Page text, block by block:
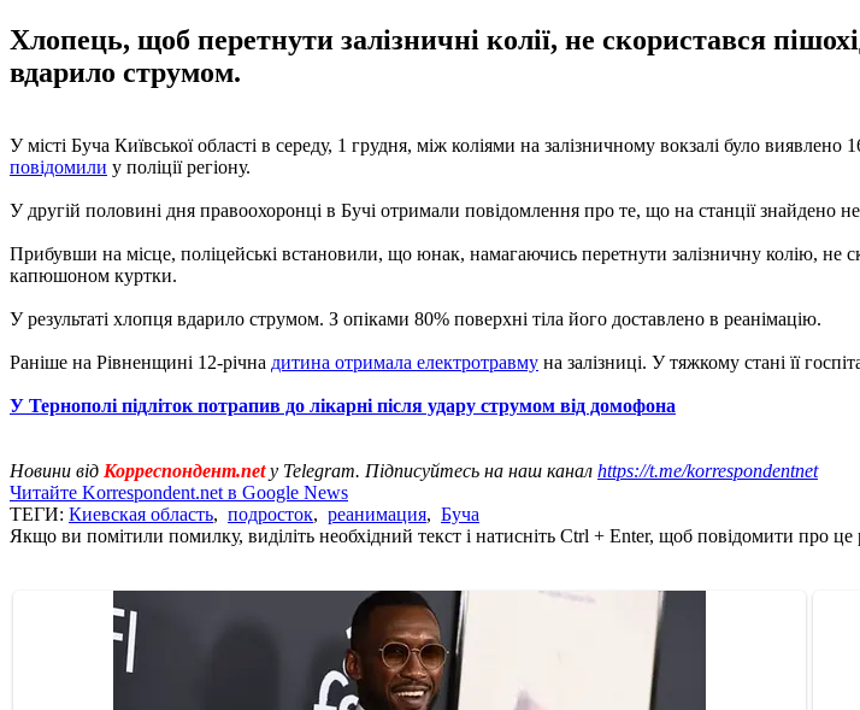
Хлопець, щоб перетнути залізничні колії, не скористався
вдарило струмом.
У місті Буча Київської області в середу, 1 грудня, між коліями на залізничному вокзалі було
повідомили у поліції регіону.
У другій половині дня правоохоронці в Бучі отримали повідомлення про те, що на станції знайдено
Прибувши на місце, поліцейські встановили, що юнак, намагаючись перетнути залізничну колію, не
капюшоном куртки.
У результаті хлопця вдарило струмом. З опіками 80% поверхні тіла його доставлено в реанімацію.
Раніше на Рівненщині 12-річна дитина отримала електротравму на залізниці. У тяжкому стані її
У Тернополі підліток потрапив до лікарні після удару струмом від домофона
Новини від Корреспондент.netу Telegram. Підписуйтесь на наш канал https://t.me/korrespondentnet
Читайте Korrespondent.net в Google News
ТЕГИ: Киевская область, подросток, реанимация, Буча
Якщо ви помітили помилку, виділіть необхідний текст і натисніть Ctrl + Enter, щоб повідомити про це